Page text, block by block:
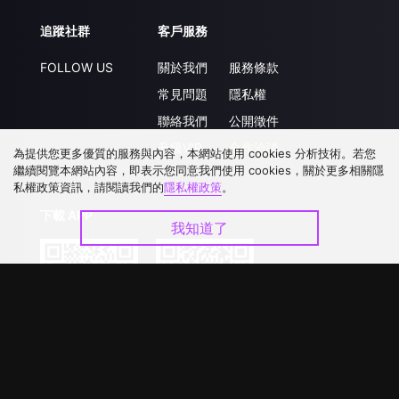
追蹤社群
FOLLOW US
客戶服務
關於我們
常見問題
聯絡我們
升級VIP
服務條款
隱私權
公開徵件
合作洽談
下載 APP
為提供您更多優質的服務與內容，本網站使用 cookies 分析技術。若您
繼續閱覽本網站內容，即表示您同意我們使用 cookies，關於更多相關隱
私權政策資訊，請閱讀我們的隱私權政策。
我知道了